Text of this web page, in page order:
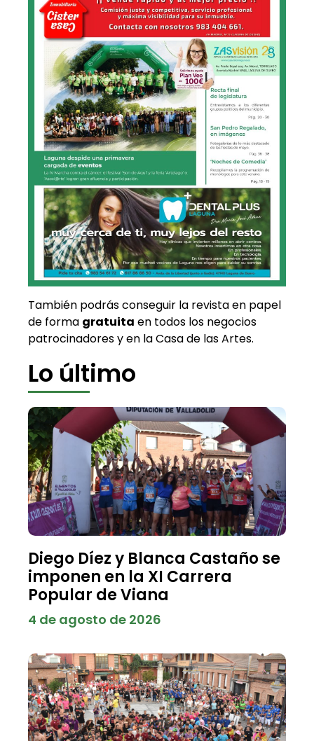
También podrás conseguir la revista en papel
de forma gratuita en todos los negocios
patrocinadores y en la Casa de las Artes.
Lo último
Diego Díez y Blanca Castaño se
imponen en la XI Carrera
Popular de Viana
4 de agosto de 2026